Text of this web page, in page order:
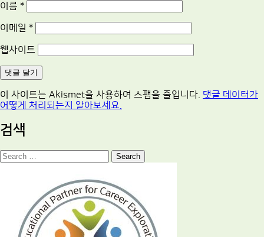
이름 *
이메일 *
웹사이트
이 사이트는 Akismet을 사용하여 스팸을 줄입니다. 댓글 데이터가
어떻게 처리되는지 알아보세요.
검색
Search